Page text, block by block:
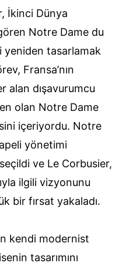
İkinci Dünya
Notre Dame du
yeniden tasarlamak
Fransa’nın
alan dışavurumcu
olan Notre Dame
içeriyordu. Notre
yönetimi
ve Le Corbusier,
ilgili vizyonunu
bir fırsat yakaladı.
kendi modernist
tasarımını